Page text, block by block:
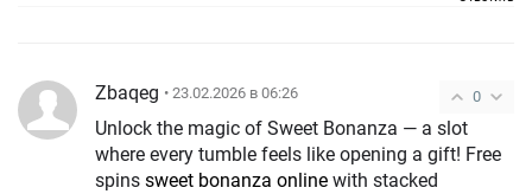
0
Zbaqeg • 23.02.2026 в 06:26
Unlock the magic of Sweet Bonanza — a slot
where every tumble feels like opening a gift! Free
spins sweet bonanza online with stacked